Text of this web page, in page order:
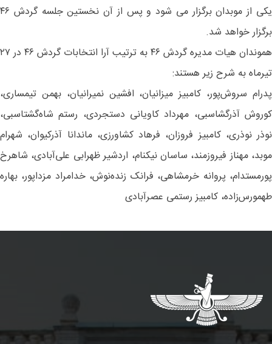
یکی از موبدان برگزار می شود و پس از آن نخستین جلسه گردش ۴۶
برگزار خواهد شد.
هموندان هیات مدیره گردش ۴۶ به ترتیب آرا انتخابات گردش ۴۶ در ۲۷
تیرماه به شرح زیر هستند:
پدرام سروش‌پور، کامبیز میزانیان، افشین نمیرانیان، بهمن تیمساری،
کوروش آذرگشاسبی، مهرداد کاویانی دستجردی، رستم شاه‌گشتاسبی،
نوذر نوذری، کامبیز فروزان، فرهاد کشاورزی، ماندانا آذرکیوان، شهرام
موبد، مهناز فیروزمند، ساسان نیکنام، اردشیر ظهرابی علی‌آبادی، شاهرخ
پورمستدام، پروانه خرمشاهی، فرانک زنده‌نوش، خدامراد مزداپور، بهاره
طهمورس‌زاده، کامبیز رستمی عصرآبادی